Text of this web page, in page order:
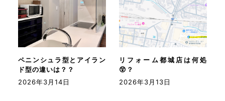
ペニンシュラ型とアイラン
ド型の違いは？？
2026年3月14日
リフォーム都城店は何処
😲？
2026年3月13日